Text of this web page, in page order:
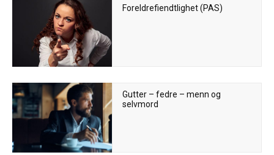
Foreldrefiendtlighet (PAS)
Gutter – fedre – menn og
selvmord